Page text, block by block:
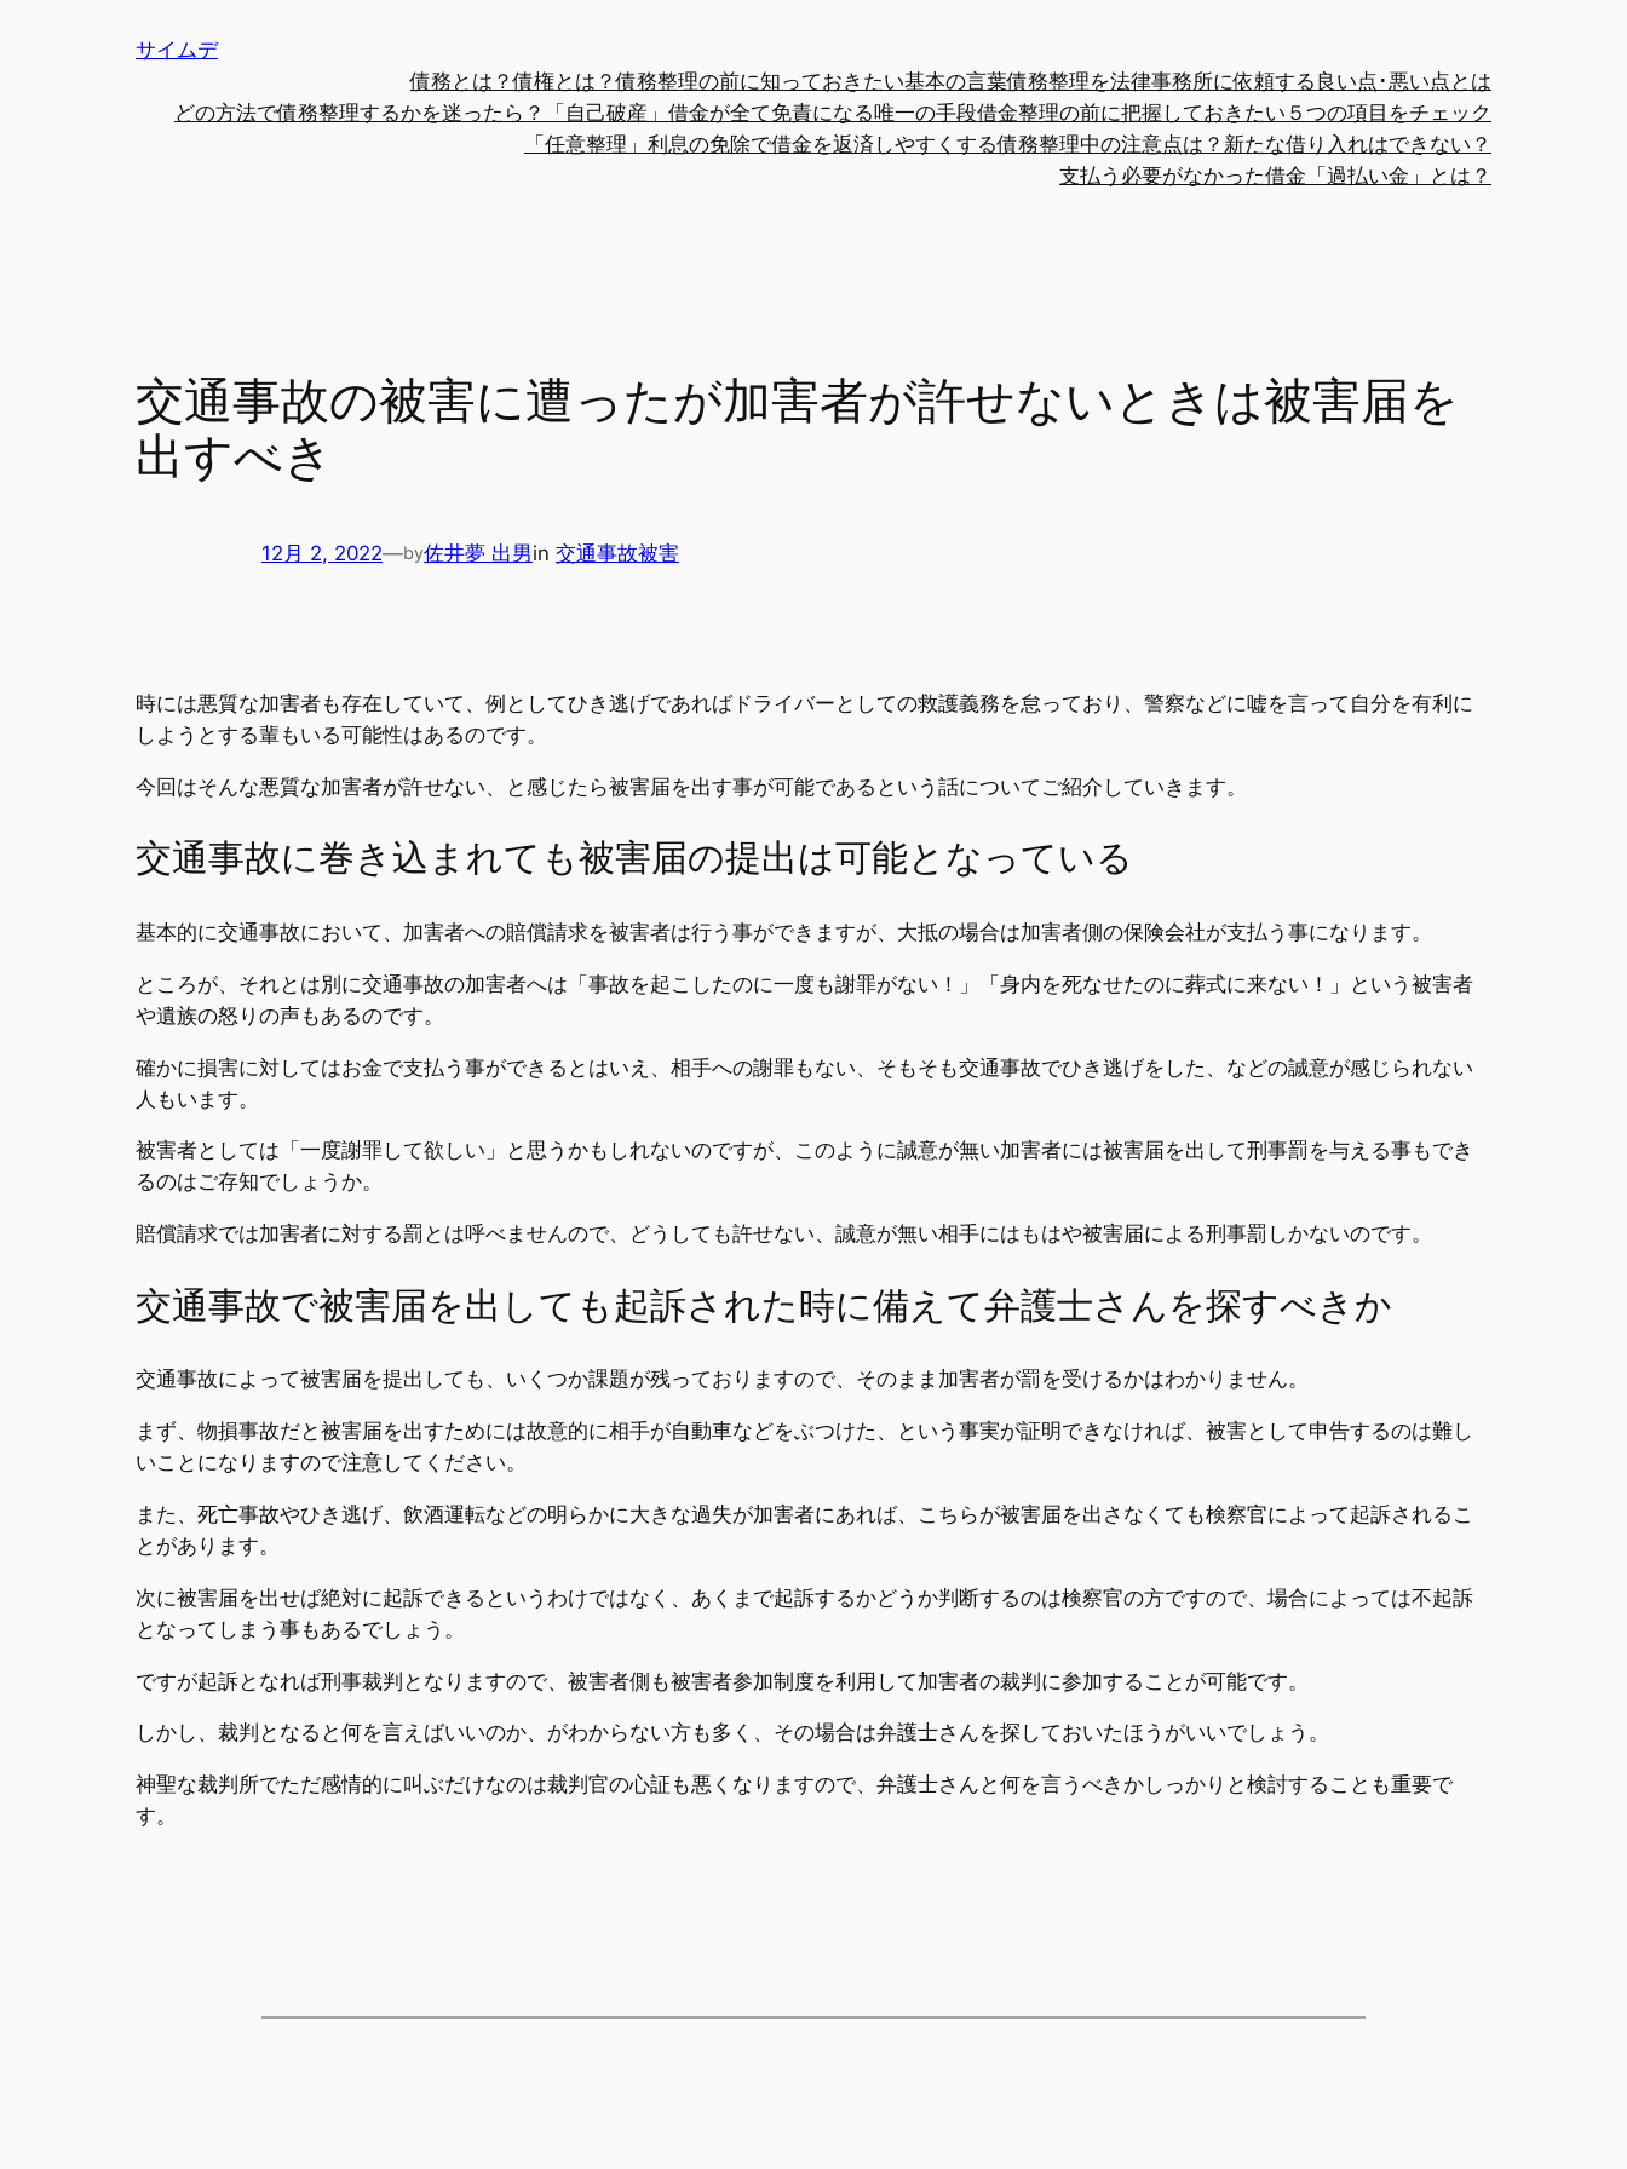
サイムデ
債務とは？債権とは？債務整理の前に知っておきたい基本の言葉債務整理を法律事務所に依頼する良い点･悪い点とは
どの方法で債務整理するかを迷ったら？
「自己破産」借金が全て免責になる唯一の手段借金整理の前に把握しておきたい５つの項目をチェック
「任意整理」利息の免除で借金を返済しやすくする債務整理中の注意点は？新たな借り入れはできない？
支払う必要がなかった借金「過払い金」とは？
交通事故の被害に遭ったが加害者が許せないときは被害届を
出すべき
12月 2, 2022—by佐井夢 出男in 交通事故被害
時には悪質な加害者も存在していて、例としてひき逃げであればドライバーとしての救護義務を怠っており、警察などに嘘を言って自分を有利に
しようとする輩もいる可能性はあるのです。
今回はそんな悪質な加害者が許せない、と感じたら被害届を出す事が可能であるという話についてご紹介していきます。
交通事故に巻き込まれても被害届の提出は可能となっている
基本的に交通事故において、加害者への賠償請求を被害者は行う事ができますが、大抵の場合は加害者側の保険会社が支払う事になります。
ところが、それとは別に交通事故の加害者へは「事故を起こしたのに一度も謝罪がない！」「身内を死なせたのに葬式に来ない！」という被害者
や遺族の怒りの声もあるのです。
確かに損害に対してはお金で支払う事ができるとはいえ、相手への謝罪もない、そもそも交通事故でひき逃げをした、などの誠意が感じられない
人もいます。
被害者としては「一度謝罪して欲しい」と思うかもしれないのですが、このように誠意が無い加害者には被害届を出して刑事罰を与える事もでき
るのはご存知でしょうか。
賠償請求では加害者に対する罰とは呼べませんので、どうしても許せない、誠意が無い相手にはもはや被害届による刑事罰しかないのです。
交通事故で被害届を出しても起訴された時に備えて弁護士さんを探すべきか
交通事故によって被害届を提出しても、いくつか課題が残っておりますので、そのまま加害者が罰を受けるかはわかりません。
まず、物損事故だと被害届を出すためには故意的に相手が自動車などをぶつけた、という事実が証明できなければ、被害として申告するのは難し
いことになりますので注意してください。
また、死亡事故やひき逃げ、飲酒運転などの明らかに大きな過失が加害者にあれば、こちらが被害届を出さなくても検察官によって起訴されるこ
とがあります。
次に被害届を出せば絶対に起訴できるというわけではなく、あくまで起訴するかどうか判断するのは検察官の方ですので、場合によっては不起訴
となってしまう事もあるでしょう。
ですが起訴となれば刑事裁判となりますので、被害者側も被害者参加制度を利用して加害者の裁判に参加することが可能です。
しかし、裁判となると何を言えばいいのか、がわからない方も多く、その場合は弁護士さんを探しておいたほうがいいでしょう。
神聖な裁判所でただ感情的に叫ぶだけなのは裁判官の心証も悪くなりますので、弁護士さんと何を言うべきかしっかりと検討することも重要で
す。